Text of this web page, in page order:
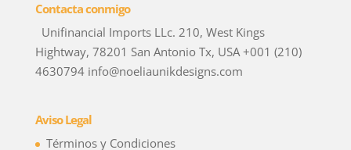
Contacta conmigo
Unifinancial Imports LLc. 210, West Kings
Hightway, 78201 San Antonio Tx, USA +001 (210)
4630794 info@noeliaunikdesigns.com
Aviso Legal
Términos y Condiciones